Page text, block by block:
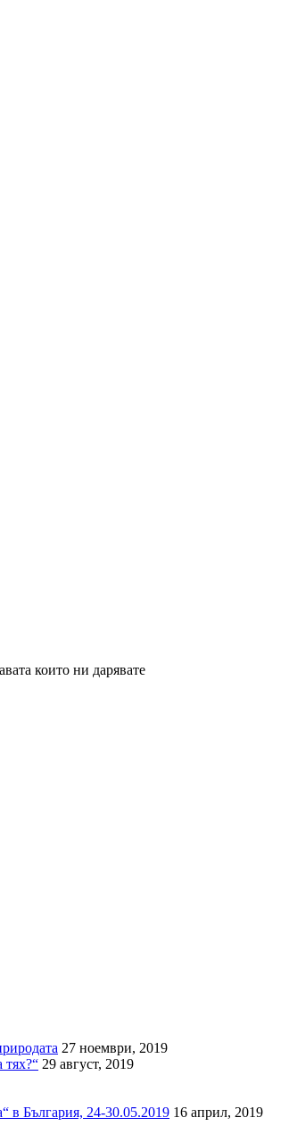
които ни дарявате
27 ноември, 2019
29 август, 2019
в България, 24-30.05.2019 16 април, 2019